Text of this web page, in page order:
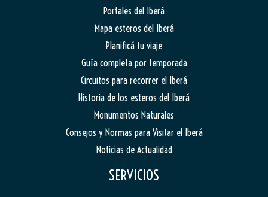
Portales del Iberá
Mapa esteros del Iberá
Planificá tu viaje
Guía completa por temporada
Circuitos para recorrer el Iberá
Historia de los esteros del Iberá
Monumentos Naturales
Consejos y Normas para Visitar el Iberá
Noticias de Actualidad
SERVICIOS